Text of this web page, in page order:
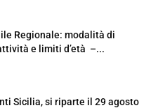
Regionale: modalità di
e limiti d’età –...
Sicilia, si riparte il 29 agosto